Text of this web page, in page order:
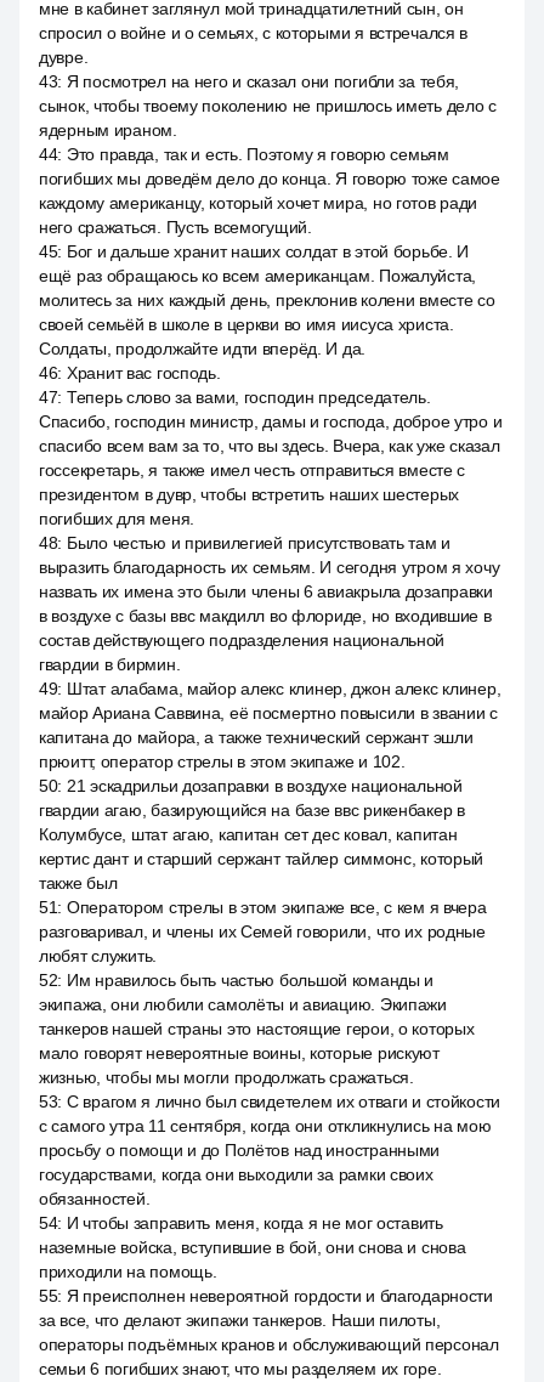
мне в кабинет заглянул мой тринадцатилетний сын, он
спросил о войне и о семьях, с которыми я встречался в
дувре.
43: Я посмотрел на него и сказал они погибли за тебя,
сынок, чтобы твоему поколению не пришлось иметь дело с
ядерным ираном.
44: Это правда, так и есть. Поэтому я говорю семьям
погибших мы доведём дело до конца. Я говорю тоже самое
каждому американцу, который хочет мира, но готов ради
него сражаться. Пусть всемогущий.
45: Бог и дальше хранит наших солдат в этой борьбе. И
ещё раз обращаюсь ко всем американцам. Пожалуйста,
молитесь за них каждый день, преклонив колени вместе со
своей семьёй в школе в церкви во имя иисуса христа.
Солдаты, продолжайте идти вперёд. И да.
46: Хранит вас господь.
47: Теперь слово за вами, господин председатель.
Спасибо, господин министр, дамы и господа, доброе утро и
спасибо всем вам за то, что вы здесь. Вчера, как уже сказал
госсекретарь, я также имел честь отправиться вместе с
президентом в дувр, чтобы встретить наших шестерых
погибших для меня.
48: Было честью и привилегией присутствовать там и
выразить благодарность их семьям. И сегодня утром я хочу
назвать их имена это были члены 6 авиакрыла дозаправки
в воздухе с базы ввс макдилл во флориде, но входившие в
состав действующего подразделения национальной
гвардии в бирмин.
49: Штат алабама, майор алекс клинер, джон алекс клинер,
майор Ариана Саввина, её посмертно повысили в звании с
капитана до майора, а также технический сержант эшли
прюитт, оператор стрелы в этом экипаже и 102.
50: 21 эскадрильи дозаправки в воздухе национальной
гвардии агаю, базирующийся на базе ввс рикенбакер в
Колумбусе, штат агаю, капитан сет дес ковал, капитан
кертис дант и старший сержант тайлер симмонс, который
также был
51: Оператором стрелы в этом экипаже все, с кем я вчера
разговаривал, и члены их Семей говорили, что их родные
любят служить.
52: Им нравилось быть частью большой команды и
экипажа, они любили самолёты и авиацию. Экипажи
танкеров нашей страны это настоящие герои, о которых
мало говорят невероятные воины, которые рискуют
жизнью, чтобы мы могли продолжать сражаться.
53: С врагом я лично был свидетелем их отваги и стойкости
с самого утра 11 сентября, когда они откликнулись на мою
просьбу о помощи и до Полётов над иностранными
государствами, когда они выходили за рамки своих
обязанностей.
54: И чтобы заправить меня, когда я не мог оставить
наземные войска, вступившие в бой, они снова и снова
приходили на помощь.
55: Я преисполнен невероятной гордости и благодарности
за все, что делают экипажи танкеров. Наши пилоты,
операторы подъёмных кранов и обслуживающий персонал
семьи 6 погибших знают, что мы разделяем их горе.